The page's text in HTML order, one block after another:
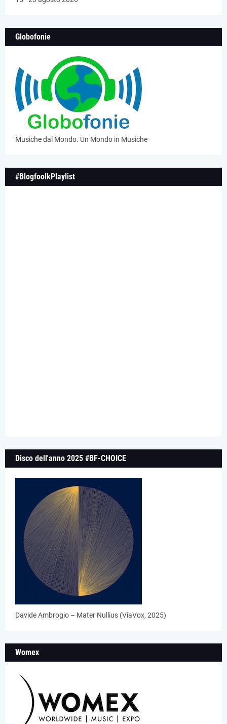
Globofonie
Musiche dal Mondo. Un Mondo in Musiche
#BlogfoolkPlaylist
Disco dell'anno 2025 #BF-CHOICE
Davide Ambrogio – Mater Nullius (ViaVox, 2025)
Womex